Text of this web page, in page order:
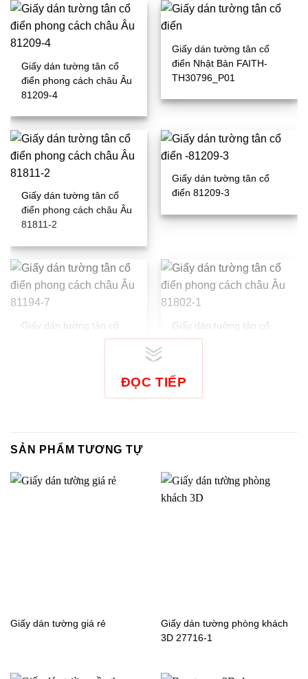
Giấy dán tường tân cổ
điển phong cách châu Âu
81209-4
Giấy dán tường tân cổ
điển Nhật Bản FAITH-
TH30796_P01
Giấy dán tường tân cổ
điển phong cách châu Âu
81811-2
Giấy dán tường tân cổ
điển 81209-3
Giấy dán tường tân cổ
điển phong cách châu Âu
Giấy dán tường tân cổ
điển phong cách châu Âu
điển 87400-1
RE51459_P01
ĐỌC TIẾP
SẢN PHẨM TƯƠNG TỰ
Giấy dán tường giá rẻ
Giấy dán tường phòng khách
3D 27716-1